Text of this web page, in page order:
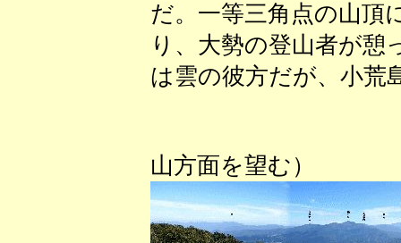
だ。一等三角点の山頂
り、大勢の登山者が憩
は雲の彼方だが、小荒
山方面を望む）